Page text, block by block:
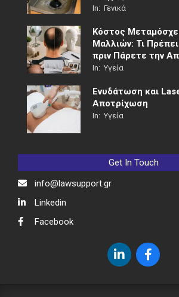
In: Γενικά
Κόστος
Μαλλιών: Τι
πριν Πάρετε την
In: Υγεία
Ενυδάτωση και
Αποτρίχωση
In: Υγεία
Get In Touch
info@lawsupport.gr
Linkedin
Facebook